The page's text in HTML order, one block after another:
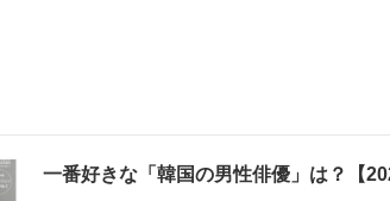
一番好きな「韓国の男性俳優」は？【